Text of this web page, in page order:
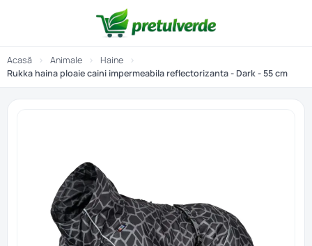
Acasă › Animale › Haine
›
Rukka haina ploaie caini impermeabila reflectorizanta - Dark - 55 cm